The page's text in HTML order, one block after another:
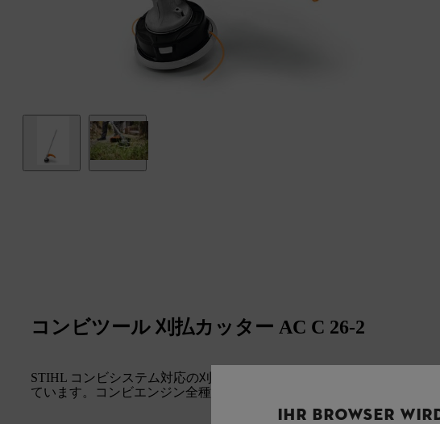
コンビツール 刈払カッター AC C 26-2
STIHL コンビシステム対応の刈払カッター オートカット C 26-2 は、正
ています。コンビエンジン全種と FR 131 T に対応します。
IHR BROWSER